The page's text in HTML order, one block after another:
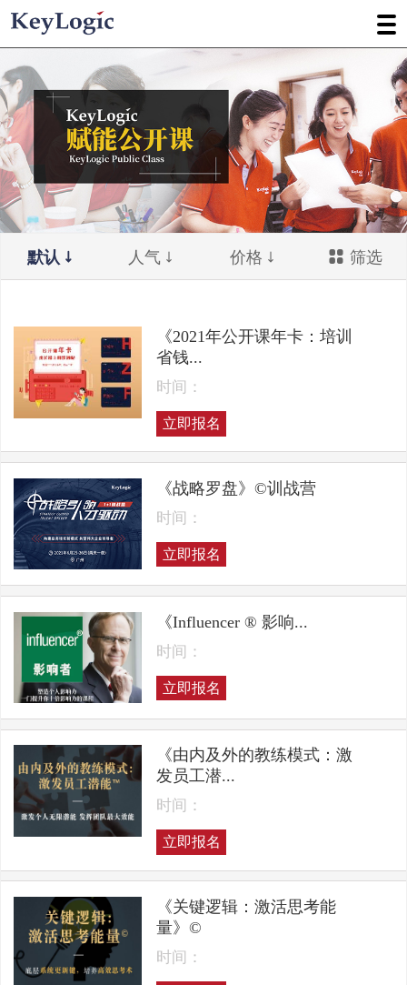
默认 人气 价格 筛选
《2021年公开课年卡：培训
省钱...
时间：
立即报名
《战略罗盘》©训战营
时间：
立即报名
《Influencer ® 影响...
时间：
立即报名
《由内及外的教练模式：激
发员工潜...
时间：
立即报名
《关键逻辑：激活思考能
量》©
时间：